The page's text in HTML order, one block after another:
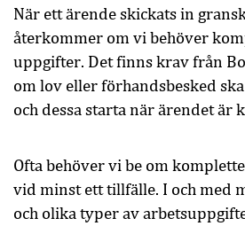
När ett ärende skickats in
återkommer om vi behöver
uppgifter. Det finns krav från
om lov eller förhandsbesked
och dessa starta när ärendet är
Ofta behöver vi be om
vid minst ett tillfälle. I och med
och olika typer av